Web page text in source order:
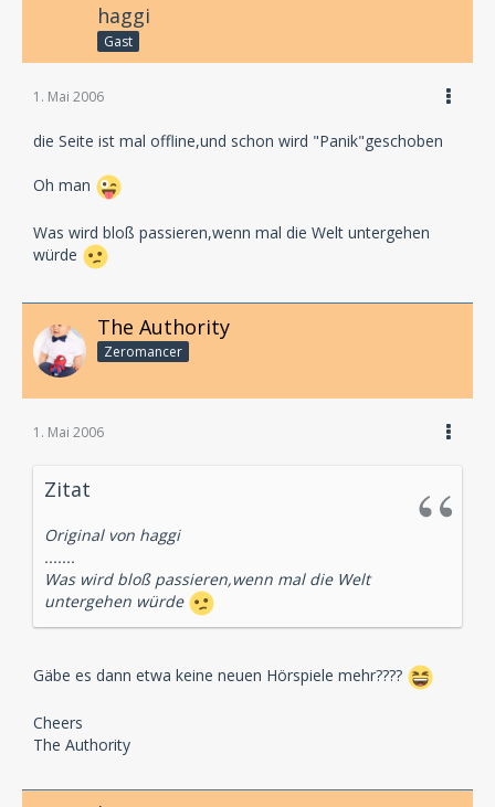
haggi
Gast
1. Mai 2006
die Seite ist mal offline,und schon wird "Panik"geschoben
Oh man
Was wird bloß passieren,wenn mal die Welt untergehen
würde
The Authority
Zeromancer
1. Mai 2006
Zitat
Original von haggi
.......
Was wird bloß passieren,wenn mal die Welt
untergehen würde
Gäbe es dann etwa keine neuen Hörspiele mehr????
Cheers
The Authority